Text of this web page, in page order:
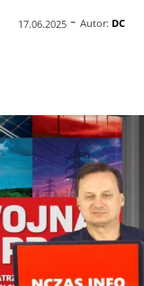
17.06.2025 - Autor: DC